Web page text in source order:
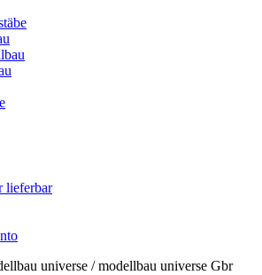
lieferbar
universe / modellbau universe Gbr